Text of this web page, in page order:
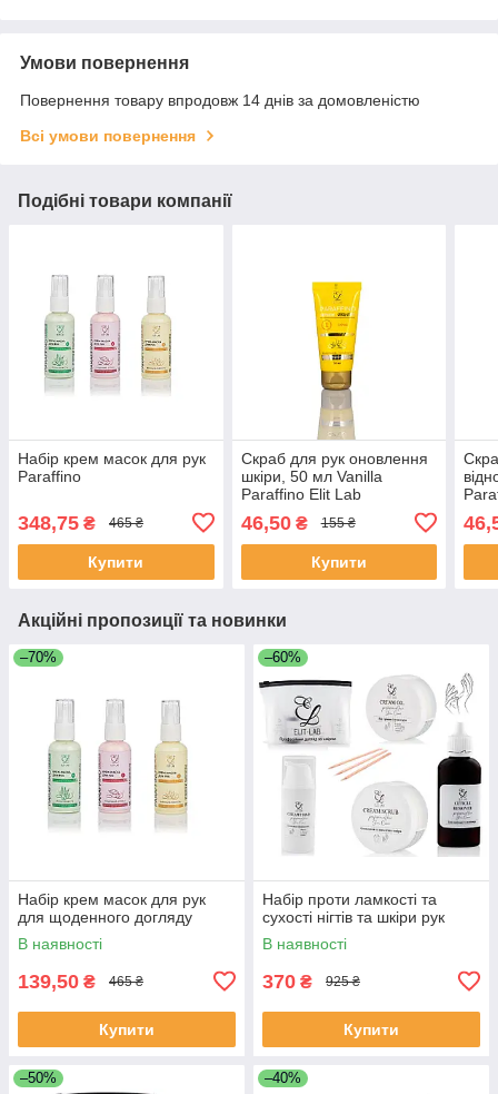
Умови повернення
Повернення товару впродовж 14 днів за домовленістю
Всі умови повернення
Подібні товари компанії
Набір крем масок для рук
Paraffino
348,75 ₴ 465 ₴
Купити
Скраб для рук оновлення
шкіри, 50 мл Vanilla
Paraffino Elit Lab
46,50₴ 155 ₴
Купити
Акційні пропозиції та новинки
–70%
Набір крем масок для рук
для щоденного догляду
В наявності
139,50 ₴ 465 ₴
Купити
–60%
Набір проти ламкості та
сухості нігтів та шкіри рук
В наявності
370 ₴ 925 ₴
Купити
–50% –40%